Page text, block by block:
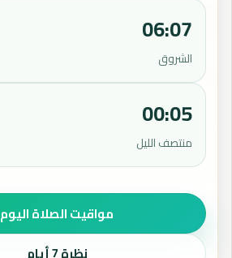
06:07
الشروق
00:05
منتصف الليل
مواقيت الصلاة اليوم
نظرة 7 أيام